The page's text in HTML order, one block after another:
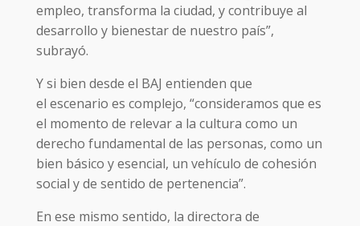
empleo, transforma la ciudad, y contribuye al
desarrollo y bienestar de nuestro país”,
subrayó.
Y si bien desde el BAJ entienden que
el escenario es complejo, “consideramos que es
el momento de relevar a la cultura como un
derecho fundamental de las personas, como un
bien básico y esencial, un vehículo de cohesión
social y de sentido de pertenencia”.
En ese mismo sentido, la directora de